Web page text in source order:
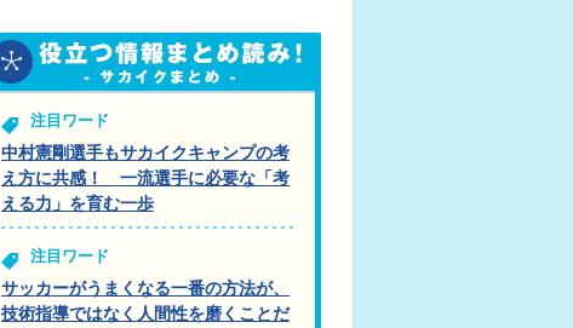
注目ワード
中村憲剛選手もサカイクキャンプの考
え方に共感！ 一流選手に必要な「考
える力」を育む一歩
注目ワード
サッカーがうまくなる一番の方法が、
技術指導ではなく人間性を磨くことだ